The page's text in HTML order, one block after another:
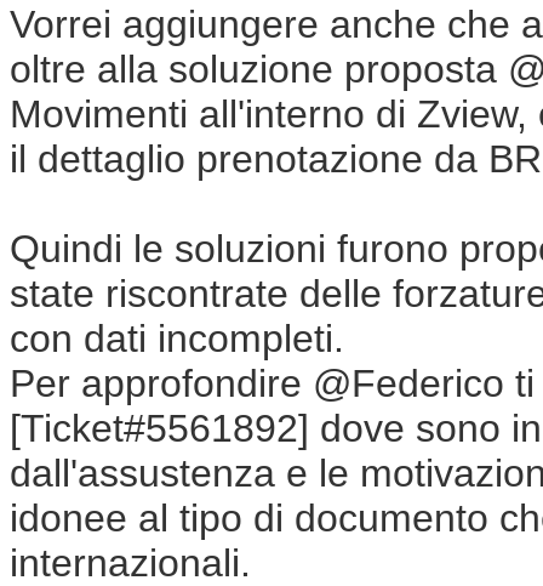
Vorrei aggiungere anche che
oltre alla soluzione proposta
Movimenti all'interno di
il dettaglio prenotazione da
Quindi le soluzioni furono
state riscontrate delle
con dati incompleti.
Per approfondire @Federico
[Ticket#5561892] dove sono
dall'assustenza e le
idonee al tipo di documento
internazionali.